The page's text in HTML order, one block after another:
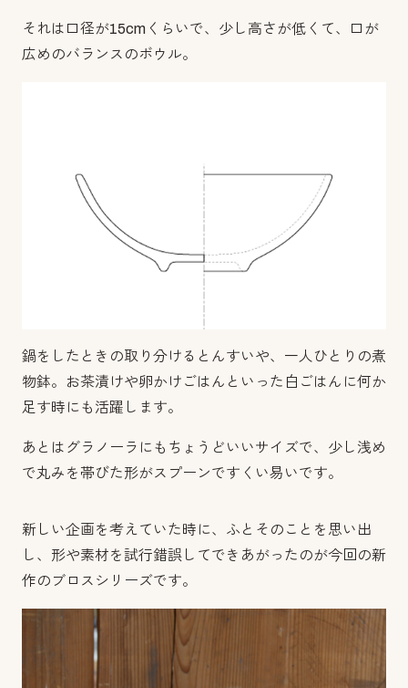
それは口径が15cm くらいで、少し高さが低くて、口が
広めのバランスのボウル。
鍋をしたときの取り分けるとんすいや、一人ひとりの煮
物鉢。お茶漬けや卵かけごはんといった白ごはんに何か
足す時にも活躍します。
あとはグラノーラにもちょうどいいサイズで、少し浅め
で丸みを帯びた形がスプーンですくい易いです。
新しい企画を考えていた時に、ふとそのことを思い出
し、形や素材を試行錯誤してできあがったのが今回の新
作のブロスシリーズです。